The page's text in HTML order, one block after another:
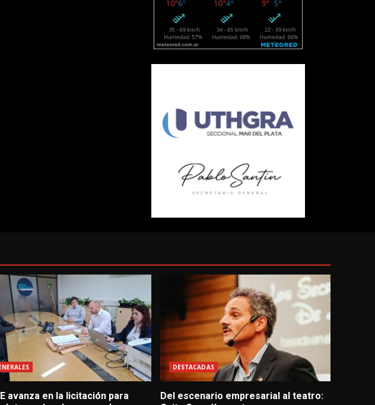
avanza en la licitación para
DESTACADAS
Del escenario empresarial al teatro: